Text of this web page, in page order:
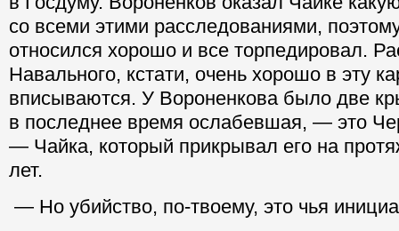
со всеми этими расследованиями,
относился хорошо и все торпедировал.
Навального, кстати, очень хорошо в эту
вписываются. У Вороненкова было две
в последнее время ослабевшая, — это
— Чайка, который прикрывал его на
лет.
— Но убийство, по-твоему, это чья